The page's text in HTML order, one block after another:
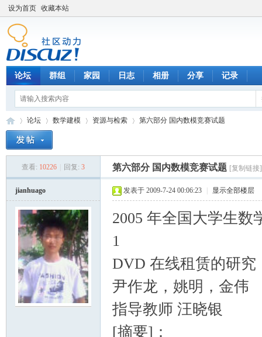
设为首页 收藏本站
论坛 群组 家园 日志 相册 分享 记录
论坛
›
数学建模
›
资源与检索
›
第六部分 国内数模竞赛试题
查看: 10226 回复: 3 第六部分 国内数模竞赛试题 [复制链接]
jianhuago 发表于 2009-7-24 00:06:23 显示全部楼层
2005 年全国大学生数
1
DVD 在线租赁的研究
尹作龙，姚明，金伟
指导教师 汪晓银
[摘要]：